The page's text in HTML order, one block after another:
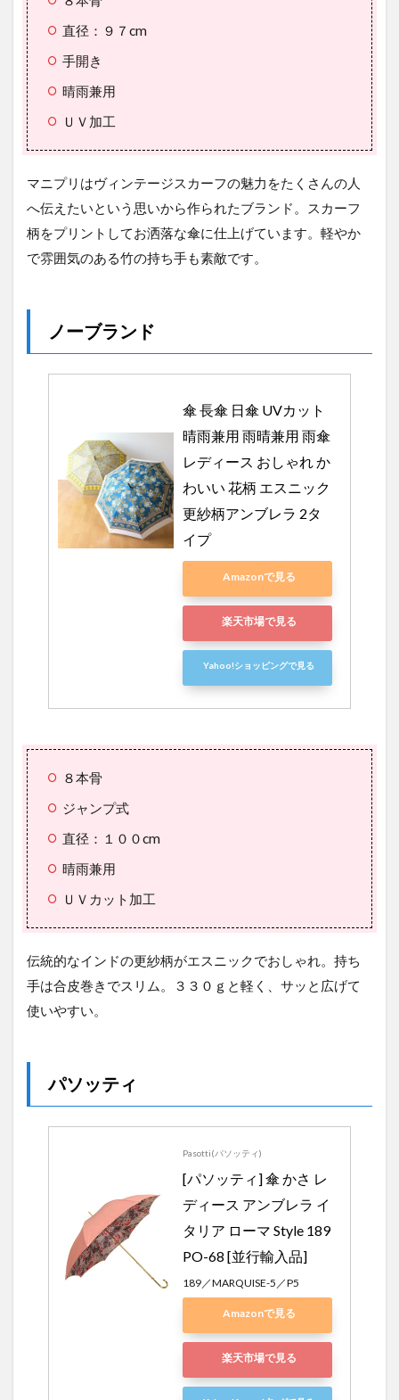
直径：９７cm
手開き
晴雨兼用
ＵＶ加工
マニプリはヴィンテージスカーフの魅力をたくさんの人
へ伝えたいという思いから作られたブランド。スカーフ
柄をプリントしてお洒落な傘に仕上げています。軽やか
で雰囲気のある竹の持ち手も素敵です。
ノーブランド
傘 長傘 日傘 UVカット
晴雨兼用 雨晴兼用 雨傘
レディース おしゃれ か
わいい 花柄 エスニック
更紗柄アンブレラ 2タ
イプ
Amazonで見る
楽天市場で見る
Yahoo!ショッピングで見る
８本骨
ジャンプ式
直径：１００cm
晴雨兼用
ＵＶカット加工
伝統的なインドの更紗柄がエスニックでおしゃれ。持ち
手は合皮巻きでスリム。３３０ｇと軽く、サッと広げて
使いやすい。
パソッティ
Pasotti(パソッティ)
[パソッティ] 傘 かさ レ
ディース アンブレラ イ
タリア ローマ Style 189
PO-68 [並行輸入品]
189／MARQUISE-5／P5
Amazonで見る
楽天市場で見る